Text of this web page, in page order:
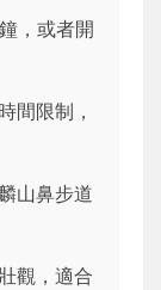
，或者開
間限制，
山鼻步道
觀，適合